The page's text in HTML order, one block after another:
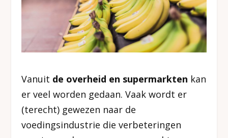
Vanuit de overheid en supermarkten kan
er veel worden gedaan. Vaak wordt er
(terecht) gewezen naar de
voedingsindustrie die verbeteringen